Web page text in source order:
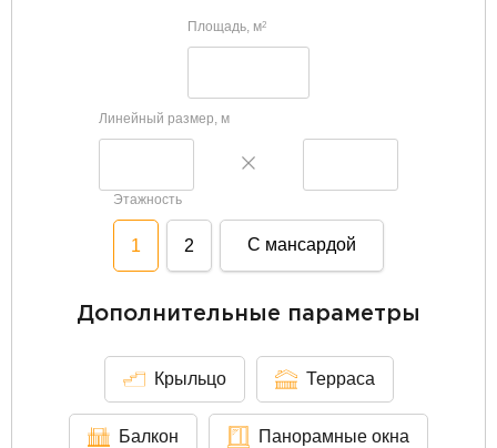
Площадь, м2
Линейный размер, м
Этажность
1 2 С мансардой
Дополнительные параметры
Крыльцо Терраса
Балкон Панорамные окна